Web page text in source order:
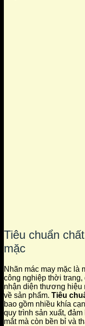
Tiêu chuẩn
mặc
Nhãn mác may mặc là
công nghiệp thời
nhận diện thương hiệu
về sản phẩm. Tiêu
bao gồm nhiều khía
quy trình sản xuất,
mắt mà còn bền bỉ và